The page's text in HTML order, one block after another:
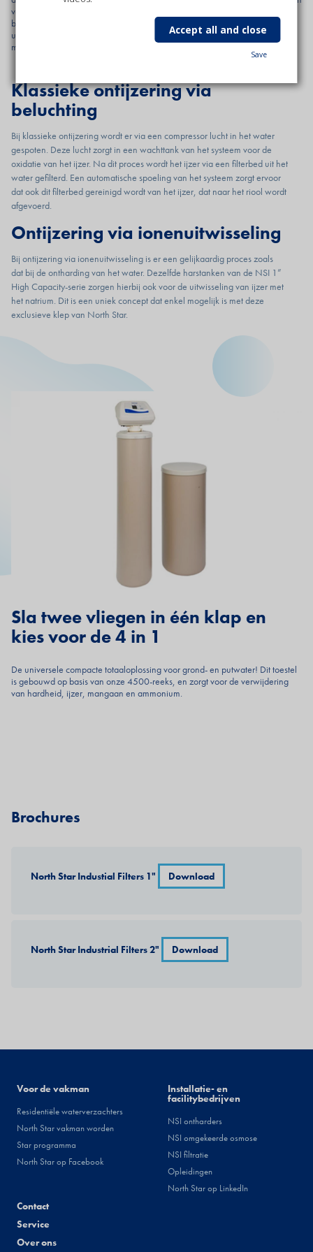
Save
Accept all and close
verminderd rendement van warmtewisselaars, tot geurhinder en vanaf
bepaalde concentraties zelfs tot toxiciteit. Best dus dat ook het ijzergehalte in
uw water onder controle wordt gehouden. North Star ontwikkelde hiervoor
meerdere systemen.
Klassieke ontijzering via
beluchting
Bij klassieke ontijzering wordt er via een compressor lucht in het water
gespoten. Deze lucht zorgt in een wachttank van het systeem voor de
oxidatie van het ijzer. Na dit proces wordt het ijzer via een filterbed uit het
water gefilterd. Een automatische spoeling van het systeem zorgt ervoor
dat ook dit filterbed gereinigd wordt van het ijzer, dat naar het riool wordt
afgevoerd.
Ontijzering via ionenuitwisseling
Bij ontijzering via ionenuitwisseling is er een gelijkaardig proces zoals
dat bij de ontharding van het water. Dezelfde harstanken van de NSI 1”
High Capacity-serie zorgen hierbij ook voor de uitwisseling van ijzer met
het natrium. Dit is een uniek concept dat enkel mogelijk is met deze
exclusieve klep van North Star.
Sla twee vliegen in één klap en
kies voor de 4 in 1
De universele compacte totaaloplossing voor grond- en putwater! Dit toestel
is gebouwd op basis van onze 4500-reeks, en zorgt voor de verwijdering
van hardheid, ijzer, mangaan en ammonium.
Brochures
North Star Industial Filters 1" Download
North Star Industrial Filters 2" Download
Installateurs
Voor de vakman
Residentiële waterverzachters
North Star vakman worden
Star programma
North Star op Facebook
Facility
Installatie- en
facilitybedrijven
NSI ontharders
NSI omgekeerde osmose
NSI filtratie
Opleidingen
North Star op LinkedIn
Footer
Contact
Service
Over ons